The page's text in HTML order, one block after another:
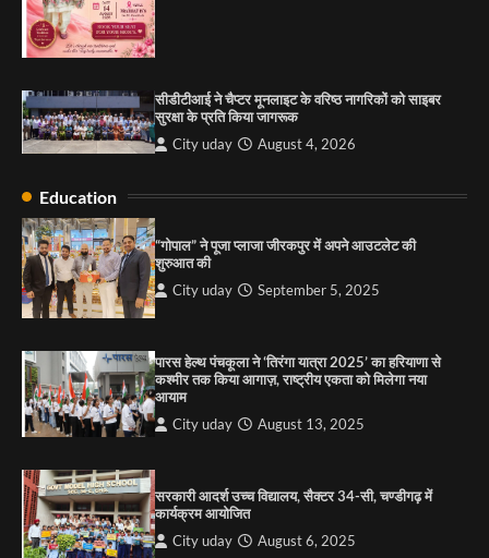
2
3
City uday August 6, 2025
की कसम: देवशाली
City uday
सीडीटीआई ने चैप्टर मूनलाइट के वरिष्ठ नागरिकों को साइबर
सुरक्षा के प्रति किया जागरूक
City uday August 4, 2026
Education
“गोपाल” ने पूजा प्लाजा जीरकपुर में अपने आउटलेट की
शुरुआत की
City uday September 5, 2025
पारस हेल्थ पंचकूला ने ‘तिरंगा यात्रा 2025’ का हरियाणा से
कश्मीर तक किया आगाज़, राष्ट्रीय एकता को मिलेगा नया
आयाम
City uday August 13, 2025
सरकारी आदर्श उच्च विद्यालय, सैक्टर 34-सी, चण्डीगढ़ में
कार्यक्रम आयोजित
City uday August 6, 2025